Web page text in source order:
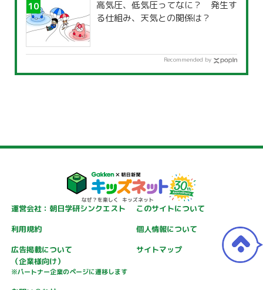
高気圧、低気圧ってなに？ 発生す
る仕組み、天気との関係は？
Recommended by
運営会社：朝日学研シンクエスト
このサイトについて
利用規約
個人情報について
広告掲載について
（企業様向け）
※パートナー企業のページに遷移します
サイトマップ